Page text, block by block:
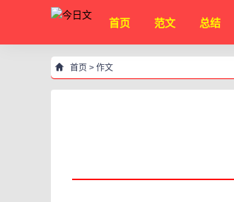
首页 范文 总结
首页 > 作文